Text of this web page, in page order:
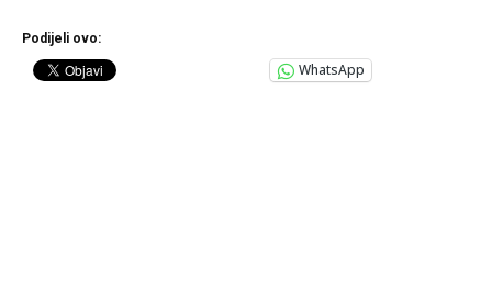
Podijeli ovo:
WhatsApp